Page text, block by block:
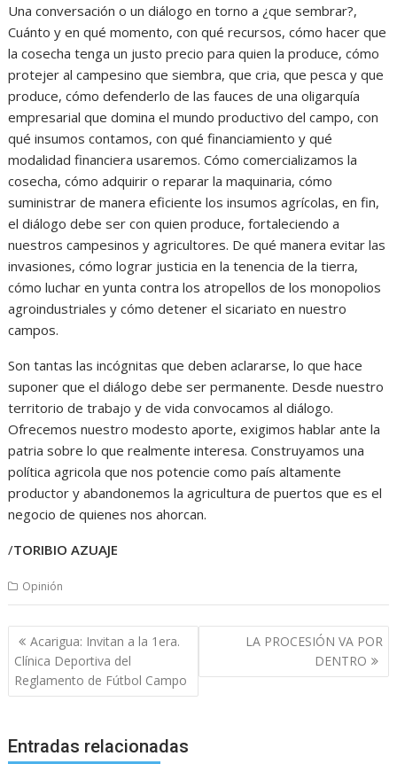
Una conversación o un diálogo en torno a ¿que sembrar?,
Cuánto y en qué momento, con qué recursos, cómo hacer que
la cosecha tenga un justo precio para quien la produce, cómo
protejer al campesino que siembra, que cria, que pesca y que
produce, cómo defenderlo de las fauces de una oligarquía
empresarial que domina el mundo productivo del campo, con
qué insumos contamos, con qué financiamiento y qué
modalidad financiera usaremos. Cómo comercializamos la
cosecha, cómo adquirir o reparar la maquinaria, cómo
suministrar de manera eficiente los insumos agrícolas, en fin,
el diálogo debe ser con quien produce, fortaleciendo a
nuestros campesinos y agricultores. De qué manera evitar las
invasiones, cómo lograr justicia en la tenencia de la tierra,
cómo luchar en yunta contra los atropellos de los monopolios
agroindustriales y cómo detener el sicariato en nuestro
campos.
Son tantas las incógnitas que deben aclararse, lo que hace
suponer que el diálogo debe ser permanente. Desde nuestro
territorio de trabajo y de vida convocamos al diálogo.
Ofrecemos nuestro modesto aporte, exigimos hablar ante la
patria sobre lo que realmente interesa. Construyamos una
política agricola que nos potencie como país altamente
productor y abandonemos la agricultura de puertos que es el
negocio de quienes nos ahorcan.
/TORIBIO AZUAJE
Opinión
Navegación
de
entradas
Acarigua: Invitan a la 1era.
Clínica Deportiva del
Reglamento de Fútbol Campo
LA PROCESIÓN VA POR
DENTRO
Entradas relacionadas